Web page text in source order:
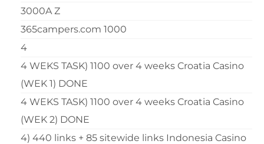
3000A Z
365campers.com 1000
4
4 WEKS TASK) 1100 over 4 weeks Croatia Casino
(WEK 1) DONE
4 WEKS TASK) 1100 over 4 weeks Croatia Casino
(WEK 2) DONE
4) 440 links + 85 sitewide links Indonesia Casino